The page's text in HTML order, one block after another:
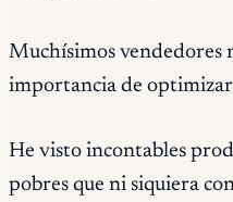
Muchísimos vendedores
importancia de optimizar
He visto incontables
pobres que ni siquiera